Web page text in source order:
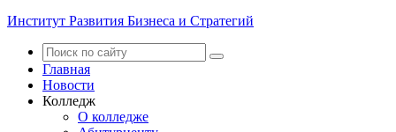
Институт Развития Бизнеса и Стратегий
Главная
Новости
Колледж
О колледже